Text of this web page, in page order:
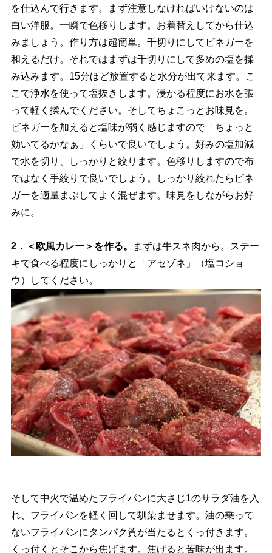
を仕込んで行きます。まず注意しなければいけないのは
白い洋服。一瞬で色移りします。お着替えしてから仕込
みましょう。作り方は超簡単。千切りにしてビネガーを
和えるだけ。それではまずは千切りにして多めの塩を揉
み込みます。15分ほど放置すると水分が出て来ます。こ
こで浄水を使って塩抜きします。浸かる程度にお水を張
って軽く揉んでください。そしてちょこっとお味見を。
ビネガーを加えると塩味が弱く感じますので「ちょっと
効いてるかなぁ」くらいで良いでしょう。好みの塩加減
で水を切り、しっかりと絞ります。色移りしますので布
ではなく手絞りで良いでしょう。しっかり絞れたらビネ
ガーを適量まぶしてよく混ぜます。味見をしながらお好
みに。
2．＜欧風カレー＞を作る。
まずは牛スネ肉から。ステー
キで食べる程度にしっかりと「アセゾネ」（塩コショ
ウ）してください。
そして中火で温めたフライパンに大さじ1のサラダ油を入
れ、フライパンを軽く回して馴染ませます。油の乗って
ないフライパンにタンパク質が当たるとくっ付きます。
くっ付くとそこから焦げます。焦げると苦味が出ます。